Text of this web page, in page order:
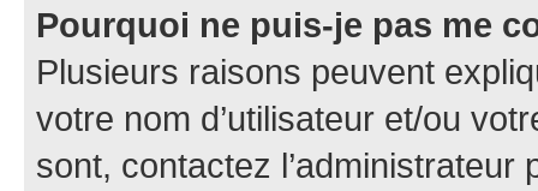
Pourquoi ne puis-je pas me
Plusieurs raisons peuvent
votre nom d’utilisateur et/ou
sont, contactez l’administrateur